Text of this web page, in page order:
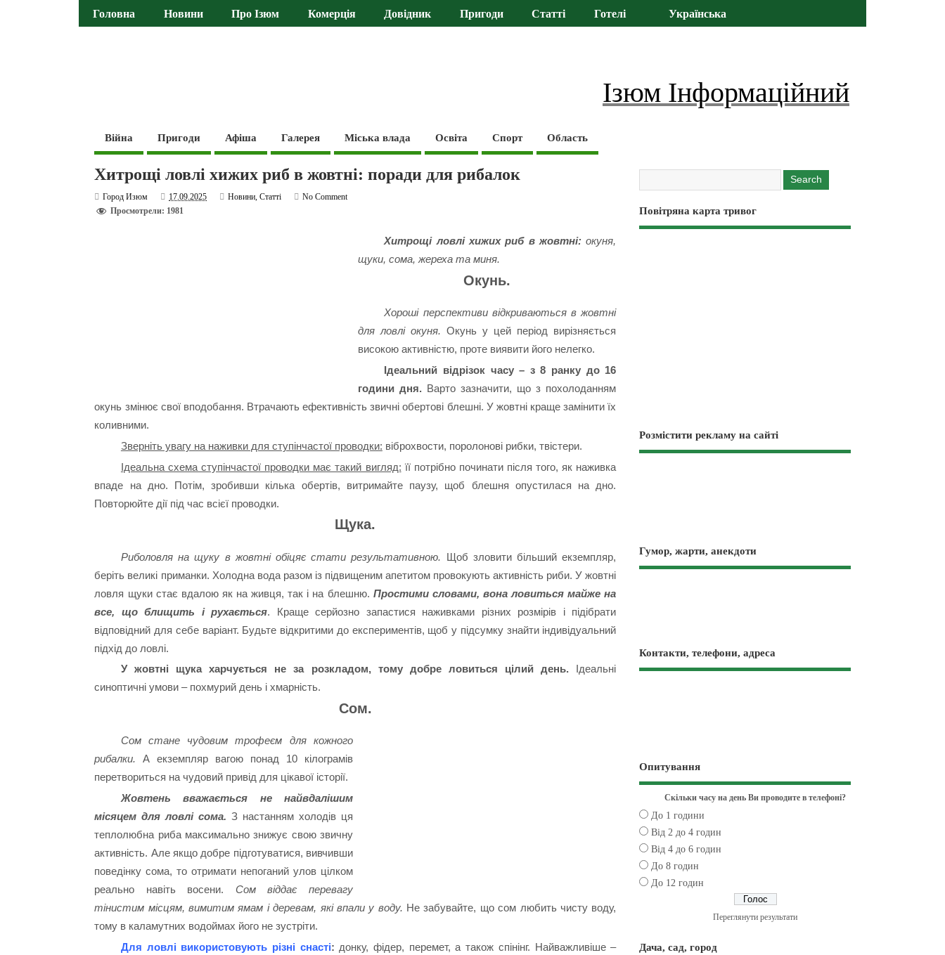
Головна Новини Про Ізюм Комерція Довідник Пригоди Статті Готелі Українська
Ізюм Інформаційний
Війна Пригоди Афіша Галерея Міська влада Освіта Спорт Область
Хитрощі ловлі хижих риб в жовтні: поради для рибалок
Город Изюм 17.09.2025 Новини,Статті
No Comment
Просмотрели: 1981
Хитрощі ловлі хижих риб в жовтні: окуня,
щуки, сома, жереха та миня.
Окунь.
Хороші перспективи відкриваються в жовтні
для ловлі окуня. Окунь у цей період вирізняється
високою активністю, проте виявити його нелегко.
Ідеальний відрізок часу – з 8 ранку до 16
години дня.Варто зазначити, що з похолоданням
окунь змінює свої вподобання. Втрачають ефективність звичні обертові блешні. У жовтні краще замінити їх
коливними.
Зверніть увагу на наживки для ступінчастої проводки: віброхвости, поролонові рибки, твістери.
Ідеальна схема ступінчастої проводки має такий вигляд: її потрібно починати після того, як наживка
впаде на дно. Потім, зробивши кілька обертів, витримайте паузу, щоб блешня опустилася на дно.
Повторюйте дії під час всієї проводки.
Щука.
Риболовля на щуку в жовтні обіцяє стати результативною. Щоб зловити більший екземпляр,
беріть великі приманки. Холодна вода разом із підвищеним апетитом провокують активність риби. У жовтні
ловля щуки стає вдалою як на живця, так і на блешню. Простими словами, вона ловиться майже на
все, що блищить і рухається. Краще серйозно запастися наживками різних розмірів і підібрати
відповідний для себе варіант. Будьте відкритими до експериментів, щоб у підсумку знайти індивідуальний
підхід до ловлі.
У жовтні щука харчується не за розкладом, тому добре ловиться цілий день. Ідеальні
синоптичні умови – похмурий день і хмарність.
Сом.
Сом стане чудовим трофеєм для кожного
рибалки. А екземпляр вагою понад 10 кілограмів
перетвориться на чудовий привід для цікавої історії.
Жовтень вважається не найвдалішим
місяцем для ловлі сома. З настанням холодів ця
теплолюбна риба максимально знижує свою звичну
активність. Але якщо добре підготуватися, вивчивши
поведінку сома, то отримати непоганий улов цілком
реально навіть восени. Сом віддає перевагу
тінистим місцям, вимитим ямам і деревам, які впали у воду. Не забувайте, що сом любить чисту воду,
тому в каламутних водоймах його не зустріти.
Для ловлі використовують різні снасті: донку, фідер, перемет, а також спінінг. Найважливіше –
Повітряна карта тривог
Розмістити рекламу на сайті
Гумор, жарти, анекдоти
Контакти, телефони, адреса
Опитування
Скільки часу на день Ви проводите в телефоні?
До 1 години
Від 2 до 4 годин
Від 4 до 6 годин
До 8 годин
До 12 годин
Переглянути результати
Дача, сад, город